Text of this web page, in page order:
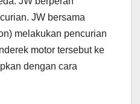
JW bersama
melakukan pencurian
motor tersebut ke
dengan cara